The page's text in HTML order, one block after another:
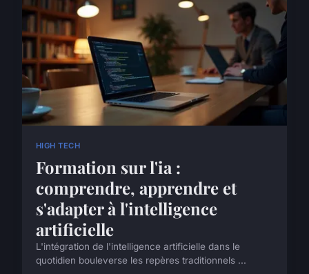
HIGH TECH
Formation sur l'ia :
comprendre, apprendre et
s'adapter à l'intelligence
artificielle
L'intégration de l'intelligence artificielle dans le
quotidien bouleverse les repères traditionnels ...